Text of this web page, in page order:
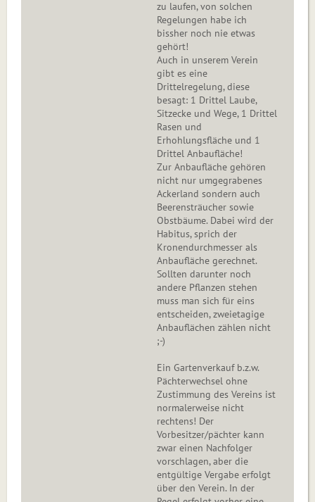
zu laufen, von solchen
Regelungen habe ich
bissher noch nie etwas
gehört!
Auch in unserem Verein
gibt es eine
Drittelregelung, diese
besagt: 1 Drittel Laube,
Sitzecke und Wege, 1 Drittel
Rasen und
Erhohlungsfläche und 1
Drittel Anbaufläche!
Zur Anbaufläche gehören
nicht nur umgegrabenes
Ackerland sondern auch
Beerensträucher sowie
Obstbäume. Dabei wird der
Habitus, sprich der
Kronendurchmesser als
Anbaufläche gerechnet.
Sollten darunter noch
andere Pflanzen stehen
muss man sich für eins
entscheiden, zweietagige
Anbauflächen zählen nicht
;-)
Ein Gartenverkauf b.z.w.
Pächterwechsel ohne
Zustimmung des Vereins ist
normalerweise nicht
rechtens! Der
Vorbesitzer/pächter kann
zwar einen Nachfolger
vorschlagen, aber die
entgültige Vergabe erfolgt
über den Verein. In der